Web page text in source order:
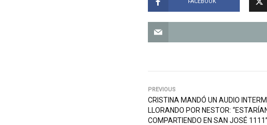
PREVIOUS
CRISTINA MANDÓ UN AUDIO
LLORANDO POR NESTOR:
COMPARTIENDO EN SAN JOSÉ 1111”